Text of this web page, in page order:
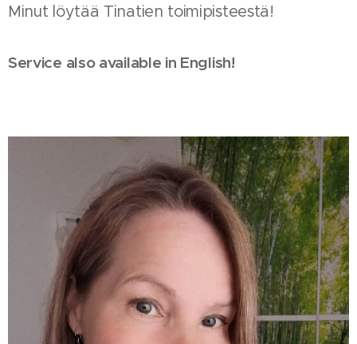
Minut löytää Tinatien toimipisteestä!
Service also available in English!